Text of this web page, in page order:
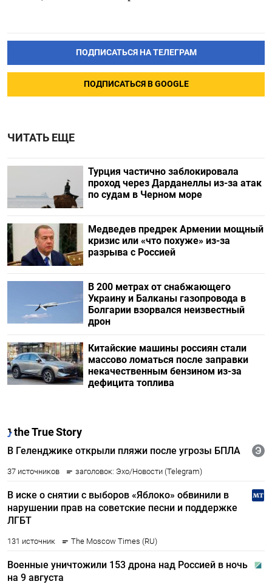
ПОДПИСАТЬСЯ НА ТЕЛЕГРАМ
ПОДПИСАТЬСЯ В GOOGLE
ЧИТАТЬ ЕЩЕ
Турция частично заблокировала
проход через Дарданеллы из-за атак
по судам в Черном море
Медведев предрек Армении мощный
кризис или «что похуже» из-за
разрыва с Россией
В 200 метрах от снабжающего
Украину и Балканы газопровода в
Болгарии взорвался неизвестный
дрон
Китайские машины россиян стали
массово ломаться после заправки
некачественным бензином из-за
дефицита топлива